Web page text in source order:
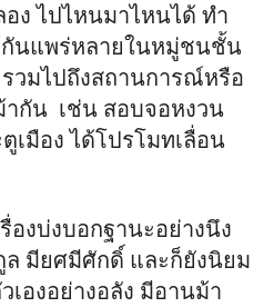
ง ไปไหนมาไหนได้ ทำ
กันแพร่หลายในหมู่ชนชั้น
วมไปถึงสถานการณ์หรือ
กัน เช่น สอบจอหงวน
เมือง ได้โปรโมทเลื่อน
องบ่งบอกฐานะอย่างนึง
มียศมีศักดิ์ และก็ยังนิยม
องอย่างอลัง มีอานม้า